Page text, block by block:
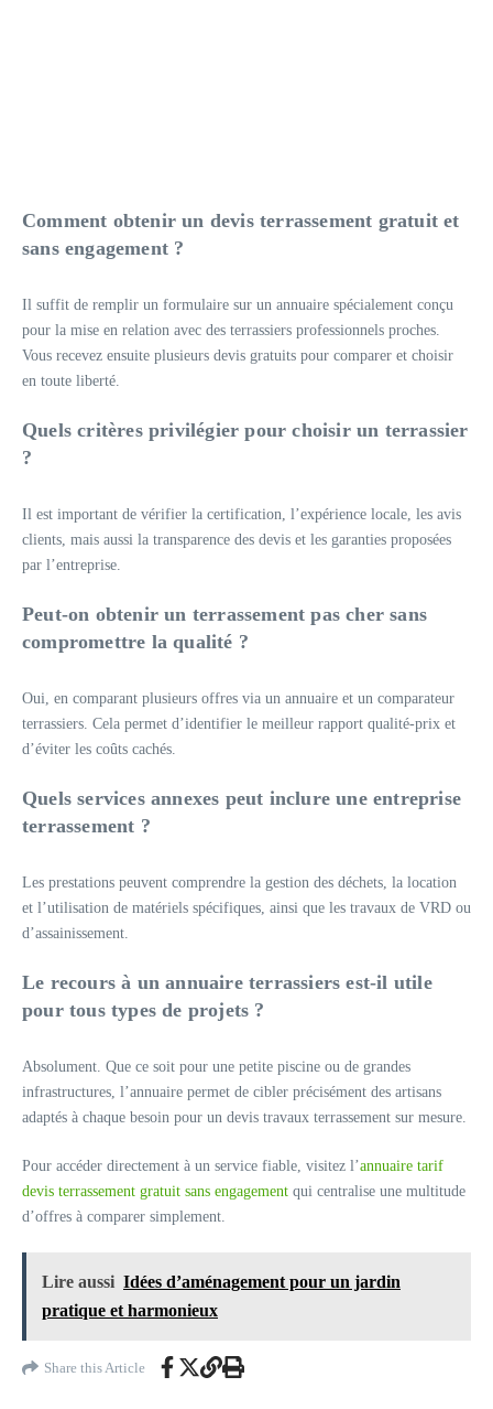
Comment obtenir un devis terrassement gratuit et
sans engagement ?
Il suffit de remplir un formulaire sur un annuaire spécialement conçu
pour la mise en relation avec des terrassiers professionnels proches.
Vous recevez ensuite plusieurs devis gratuits pour comparer et choisir
en toute liberté.
Quels critères privilégier pour choisir un terrassier
?
Il est important de vérifier la certification, l’expérience locale, les avis
clients, mais aussi la transparence des devis et les garanties proposées
par l’entreprise.
Peut-on obtenir un terrassement pas cher sans
compromettre la qualité ?
Oui, en comparant plusieurs offres via un annuaire et un comparateur
terrassiers. Cela permet d’identifier le meilleur rapport qualité-prix et
d’éviter les coûts cachés.
Quels services annexes peut inclure une entreprise
terrassement ?
Les prestations peuvent comprendre la gestion des déchets, la location
et l’utilisation de matériels spécifiques, ainsi que les travaux de VRD ou
d’assainissement.
Le recours à un annuaire terrassiers est-il utile
pour tous types de projets ?
Absolument. Que ce soit pour une petite piscine ou de grandes
infrastructures, l’annuaire permet de cibler précisément des artisans
adaptés à chaque besoin pour un devis travaux terrassement sur mesure.
Pour accéder directement à un service fiable, visitez l’annuaire tarif
devis terrassement gratuit sans engagement qui centralise une multitude
d’offres à comparer simplement.
Lire aussi Idées d’aménagement pour un jardin
pratique et harmonieux
Share this Article